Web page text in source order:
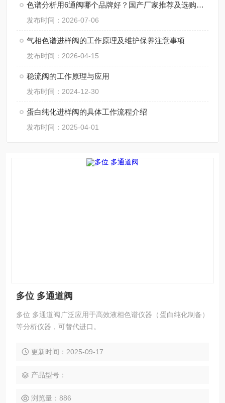
色谱分析用6通阀哪个品牌好？国产厂家推荐及选购要点详解
发布时间：2026-07-06
气相色谱进样阀的工作原理及维护保养注意事项
发布时间：2026-04-15
稳流阀的工作原理与应用
发布时间：2024-12-30
蛋白纯化进样阀的具体工作流程介绍
发布时间：2025-04-01
多位 多通道阀
多位 多通道阀广泛应用于高效液相色谱仪器（蛋白纯化制备）
等分析仪器，可替代进口。
更新时间：2025-09-17
产品型号：
浏览量：886